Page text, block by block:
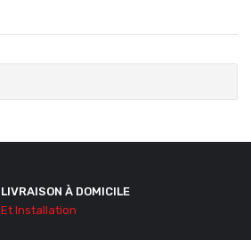
LIVRAISON À DOMICILE
Et Installation